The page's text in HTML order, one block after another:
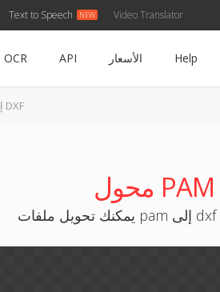
Text to Speech Video Translator
OCR API الأسعار Help
PAM إلى DXF